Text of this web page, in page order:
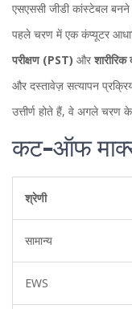
एसएससी जीडी कांस्टेबल बनने
पहले चरण में एक कंप्यूटर
परीक्षण (PST) और शारीरिक
और दस्तावेज़ सत्यापन
उत्तीर्ण होते हैं, वे अगले चरण
कट-ऑफ
श्रेणी
सामान्य
EWS